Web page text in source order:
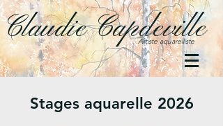
Artiste aquarelliste
Claudie Capdeville
Stages aquarelle 2026